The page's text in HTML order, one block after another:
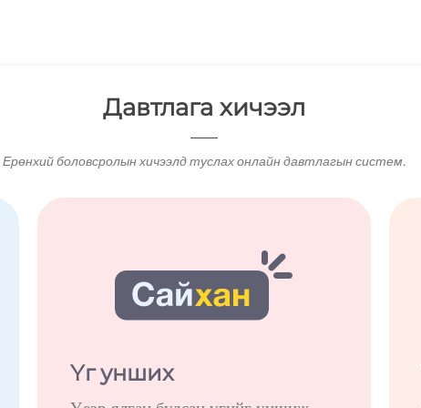
Давтлага хичээл
Ерөнхий боловсролын хичээлд туслах онлайн давтлагын систем.
Үг унших